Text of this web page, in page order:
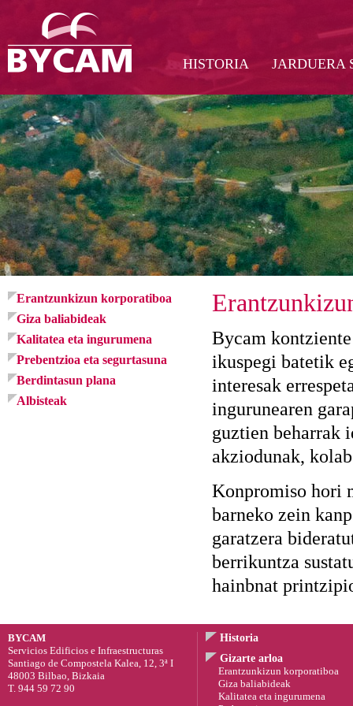
HISTORIA JARDUERA
Erantzunkizun korporatiboa
Giza baliabideak
Kalitatea eta ingurumena
Prebentzioa eta segurtasuna
Berdintasun plana
Albisteak
Bycam
ikuspegi batetik
interesak
ingurunearen
guztien beharrak
akziodunak,
Konpromiso hori
barneko zein
garatzera
berrikuntza
hainbnat
BYCAM
Servicios Edificios e Infraestructuras
Santiago de Compostela Kalea, 12, 3ª I
48003 Bilbao, Bizkaia
T. 944 59 72 90
Historia
Gizarte arloa
Erantzunkizun korporatiboa
Giza baliabideak
Kalitatea eta ingurumena